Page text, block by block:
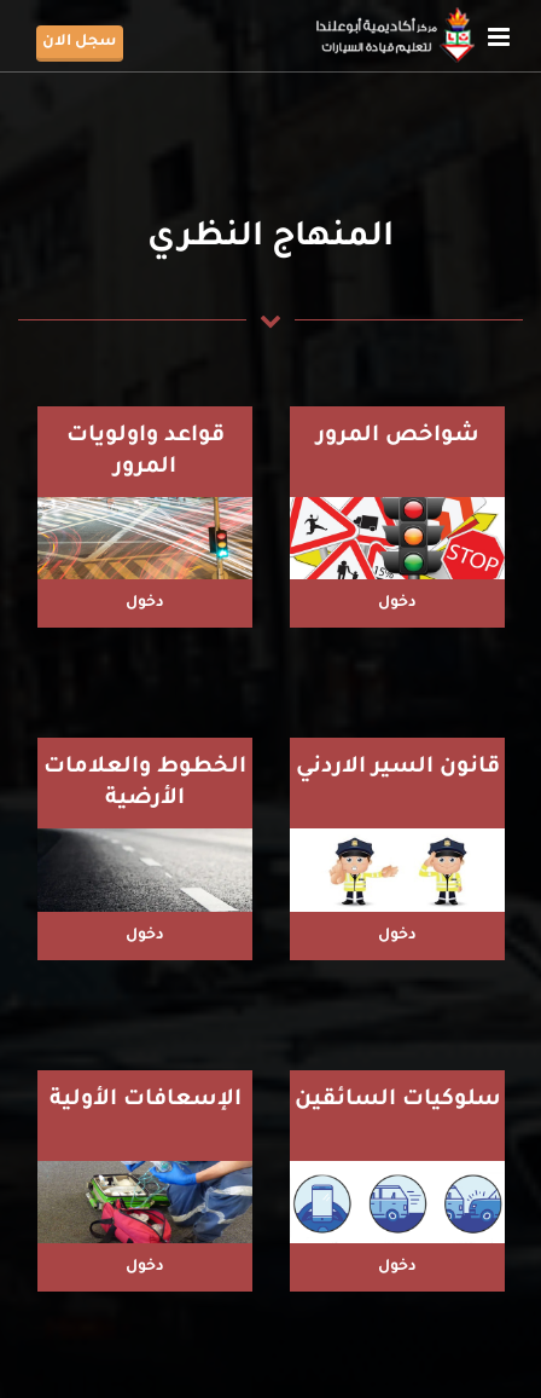
سجل الان
المنهاج النظري
شواخص المرور
دخول
قواعد واولويات
المرور
دخول
قانون السير الاردني
دخول
الخطوط والعلامات
الأرضية
دخول
سلوكيات السائقين
دخول
الإسعافات الأولية
دخول